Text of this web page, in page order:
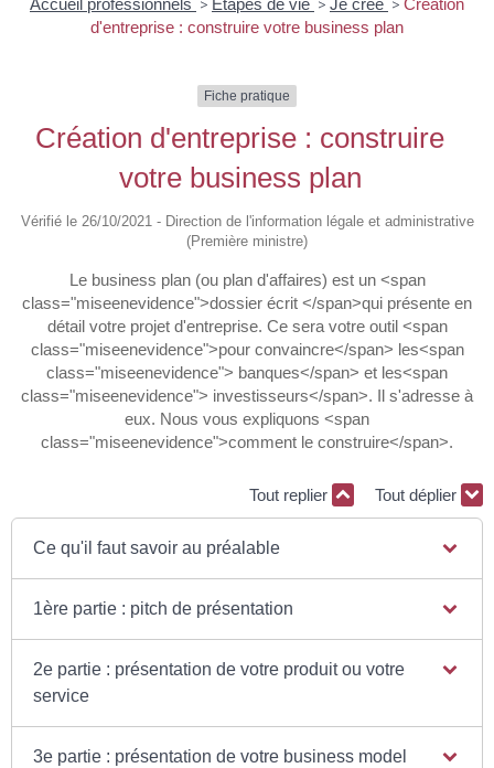
Accueil professionnels > Étapes de vie > Je crée > Création
d'entreprise : construire votre business plan
Fiche pratique
Création d'entreprise : construire
votre business plan
Vérifié le 26/10/2021 - Direction de l'information légale et administrative
(Première ministre)
Le business plan (ou plan d'affaires) est un <span
class="miseenevidence">dossier écrit </span>qui présente en
détail votre projet d'entreprise. Ce sera votre outil <span
class="miseenevidence">pour convaincre</span> les<span
class="miseenevidence"> banques</span> et les<span
class="miseenevidence"> investisseurs</span>. Il s'adresse à
eux. Nous vous expliquons <span
class="miseenevidence">comment le construire</span>.
Tout replier Tout déplier
Ce qu'il faut savoir au préalable
1ère partie : pitch de présentation
2e partie : présentation de votre produit ou votre
service
3e partie : présentation de votre business model